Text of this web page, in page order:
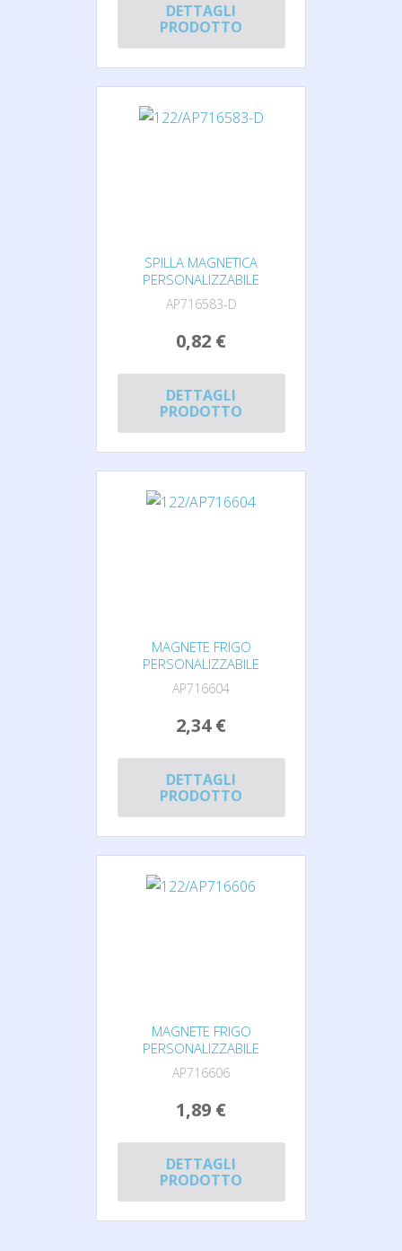
DETTAGLI
PRODOTTO
SPILLA MAGNETICA
PERSONALIZZABILE
AP716583-D
0,82 €
DETTAGLI
PRODOTTO
MAGNETE FRIGO
PERSONALIZZABILE
AP716604
2,34 €
DETTAGLI
PRODOTTO
MAGNETE FRIGO
PERSONALIZZABILE
AP716606
1,89 €
DETTAGLI
PRODOTTO